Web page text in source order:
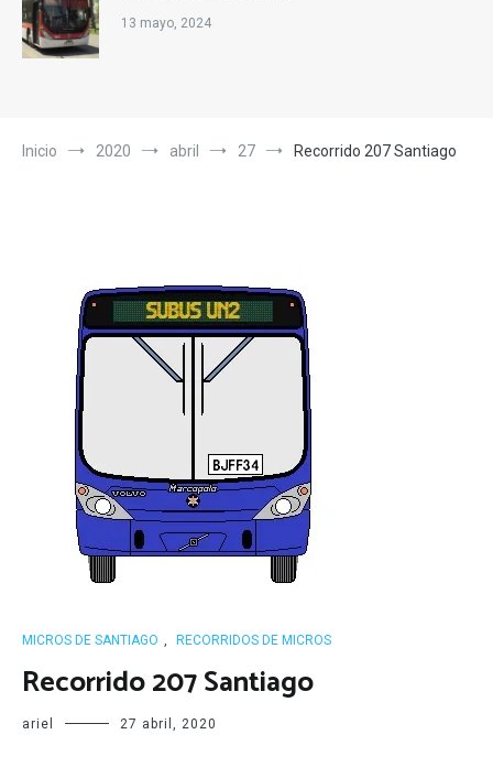
13 mayo, 2024
Inicio 2020 abril 27 Recorrido 207 Santiago
MICROS DE SANTIAGO , RECORRIDOS DE MICROS
Recorrido 207 Santiago
ariel 27 abril, 2020